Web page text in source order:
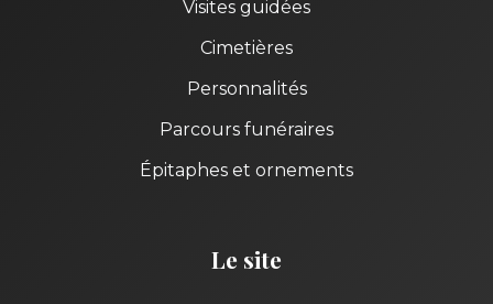
Visites guidées
Cimetières
Personnalités
Parcours funéraires
Épitaphes et ornements
Le site